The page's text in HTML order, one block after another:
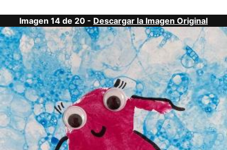
Imagen 14 de 20 - Descargar la Imagen Original